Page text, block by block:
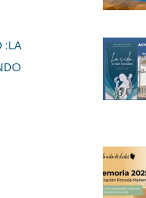
:LA